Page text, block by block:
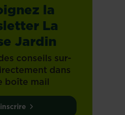
la
La
Jardin
conseils sur-
dans
boîte mail